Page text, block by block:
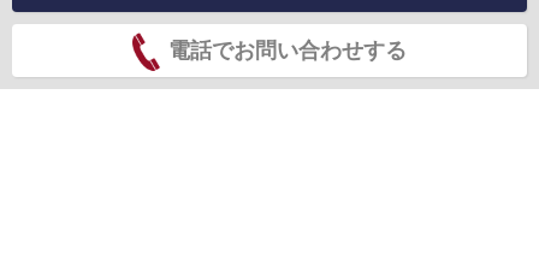
電話でお問い合わせする